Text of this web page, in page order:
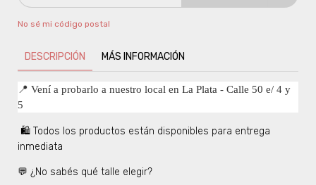
No sé mi código postal
DESCRIPCIÓN MÁS INFORMACIÓN
📍 Vení a probarlo a nuestro local en La Plata - Calle 50 e/ 4 y
5
🛍️ Todos los productos están disponibles para entrega
inmediata
💬 ¿No sabés qué talle elegir?